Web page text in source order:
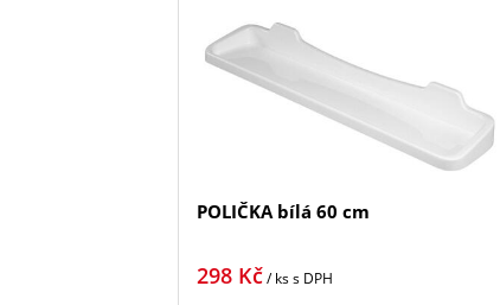
POLIČKA bílá 60 cm
298Kč/ kss DPH